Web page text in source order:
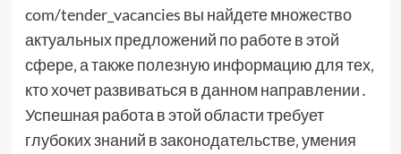
com/tender_vacancies вы найдете множество
актуальных предложений по работе в этой
сфере‚ а также полезную информацию для тех‚
кто хочет развиваться в данном направлении․
Успешная работа в этой области требует
глубоких знаний в законодательстве‚ умения